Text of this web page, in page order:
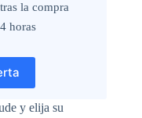
la compra
horas
y elija su